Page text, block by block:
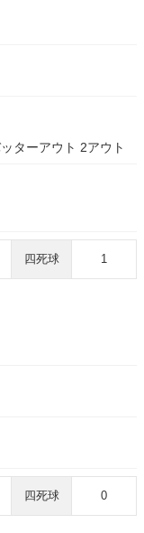
ターアウト 2アウト
四死球 1
四死球 0